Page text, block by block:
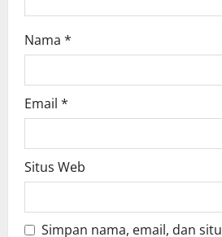
Nama *
Email *
Situs Web
Simpan nama, email, dan